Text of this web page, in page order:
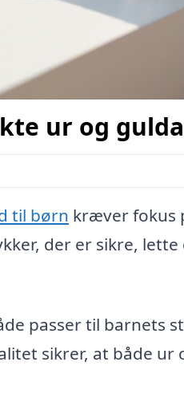
ur og
til børn kræver fokus
der er sikre,
passer til barnets
sikrer, at både ur